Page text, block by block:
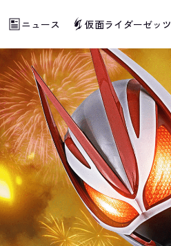
ニュース 仮面ライダーゼッツ